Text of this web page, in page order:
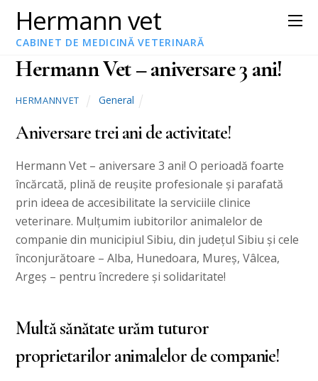
Hermann vet
CABINET DE MEDICINĂ VETERINARĂ
28 august , 2008
Hermann Vet – aniversare 3 ani!
HERMANNVET General
Aniversare trei ani de activitate!
Hermann Vet – aniversare 3 ani! O perioadă foarte
încărcată, plină de reușite profesionale și parafată
prin ideea de accesibilitate la serviciile clinice
veterinare. Mulțumim iubitorilor animalelor de
companie din municipiul Sibiu, din județul Sibiu și cele
înconjurătoare – Alba, Hunedoara, Mureș, Vâlcea,
Argeș – pentru încredere și solidaritate!
Multă sănătate urăm tuturor
proprietarilor animalelor de companie!